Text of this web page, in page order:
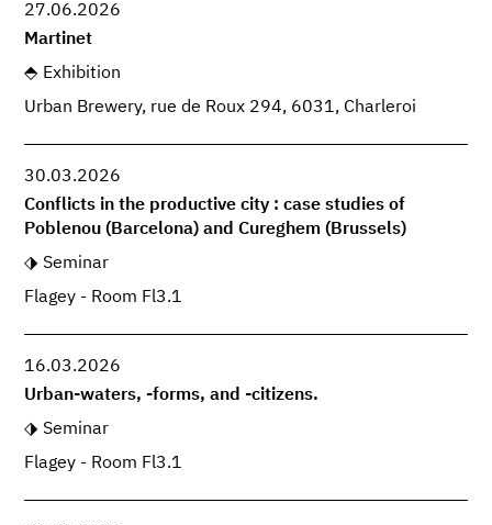
27.06.2026
Martinet
Exhibition
Urban Brewery, rue de Roux 294, 6031, Charleroi
30.03.2026
Conflicts in the productive city : case studies of
Poblenou (Barcelona) and Cureghem (Brussels)
Seminar
Flagey - Room Fl3.1
16.03.2026
Urban-waters, -forms, and -citizens.
Seminar
Flagey - Room Fl3.1